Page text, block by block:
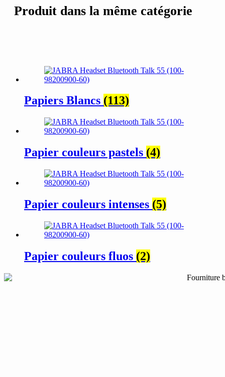
Produit dans la même catégorie
Papiers Blancs (113)
Papier couleurs pastels (4)
Papier couleurs intenses (5)
Papier couleurs fluos (2)